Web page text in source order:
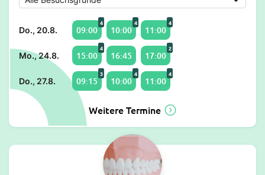
Do., 20.8. 09:00
4
10:00
4
11:00
4
Mo., 24.8. 15:00
4
16:45 17:00
2
Do., 27.8. 09:15
3
10:00
4
11:00
4
Weitere Termine